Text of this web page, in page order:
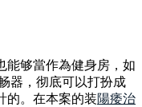
能够當作為健身房，如
器，彻底可以打扮成
的。在本案的装陽痿治